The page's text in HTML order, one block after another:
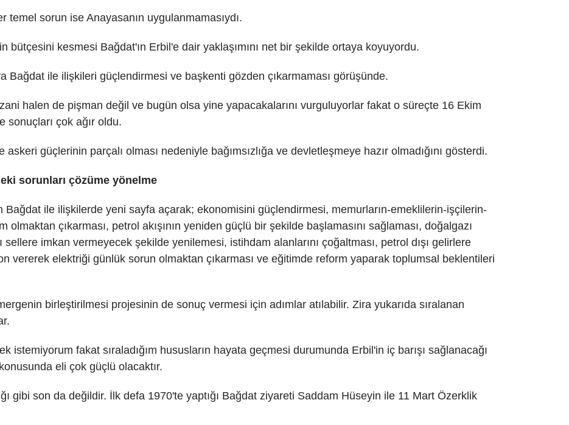
sorun ise Anayasanın uygulanmamasıydı.
bütçesini kesmesi Bağdat'ın Erbil'e dair yaklaşımını net bir şekilde ortaya koyuyordu.
Bağdat ile ilişkileri güçlendirmesi ve başkenti gözden çıkarmaması görüşünde.
halen de pişman değil ve bugün olsa yine yapacakalarını vurguluyorlar fakat o süreçte 16 Ekim
sonuçları çok ağır oldu.
askeri güçlerinin parçalı olması nedeniyle bağımsızlığa ve devletleşmeye hazır olmadığını gösterdi.
sorunları çözüme yönelme
ile ilişkilerde yeni sayfa açarak; ekonomisini güçlendirmesi, memurların-emeklilerin-işçilerin-
olmaktan çıkarması, petrol akışının yeniden güçlü bir şekilde başlamasını sağlaması, doğalgazı
imkan vermeyecek şekilde yenilemesi, istihdam alanlarını çoğaltması, petrol dışı gelirlere
vererek elektriği günlük sorun olmaktan çıkarması ve eğitimde reform yaparak toplumsal beklentileri
birleştirilmesi projesinin de sonuç vermesi için adımlar atılabilir. Zira yukarıda sıralanan
istemiyorum fakat sıraladığım hususların hayata geçmesi durumunda Erbil'in iç barışı sağlanacağı
eli çok güçlü olacaktır.
gibi son da değildir. İlk defa 1970'te yaptığı Bağdat ziyareti Saddam Hüseyin ile 11 Mart Özerklik